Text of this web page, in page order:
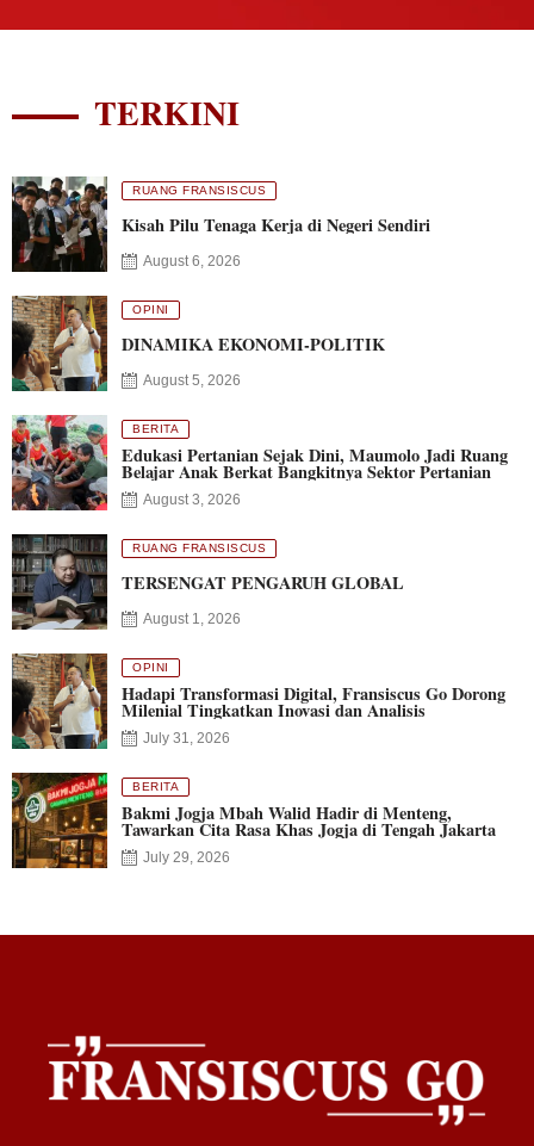
TERKINI
RUANG FRANSISCUS
Kisah Pilu Tenaga Kerja di Negeri Sendiri
August 6, 2026
OPINI
DINAMIKA EKONOMI-POLITIK
August 5, 2026
BERITA
Edukasi Pertanian Sejak Dini, Maumolo Jadi Ruang
Belajar Anak Berkat Bangkitnya Sektor Pertanian
August 3, 2026
RUANG FRANSISCUS
TERSENGAT PENGARUH GLOBAL
August 1, 2026
OPINI
Hadapi Transformasi Digital, Fransiscus Go Dorong
Milenial Tingkatkan Inovasi dan Analisis
July 31, 2026
BERITA
Bakmi Jogja Mbah Walid Hadir di Menteng,
Tawarkan Cita Rasa Khas Jogja di Tengah Jakarta
July 29, 2026